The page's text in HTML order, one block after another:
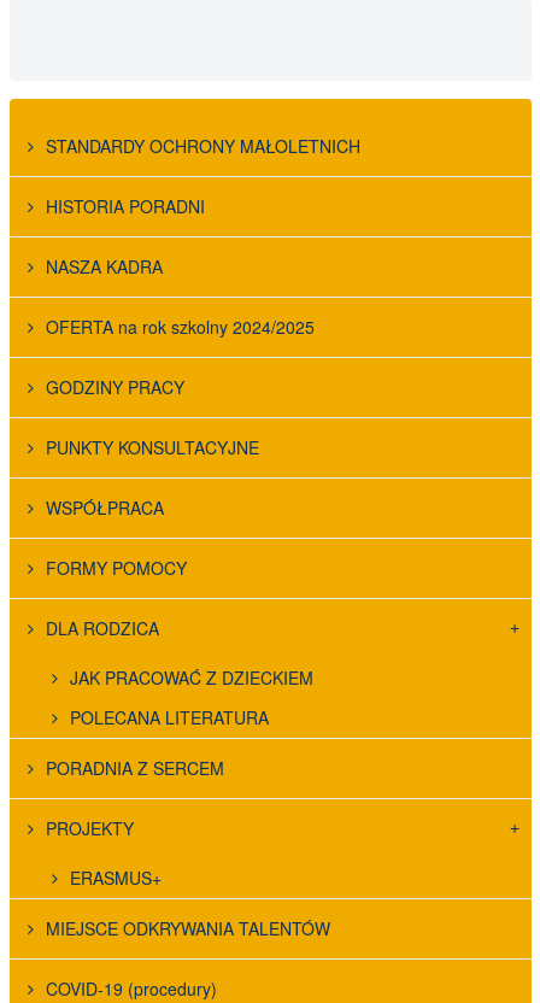
STANDARDY OCHRONY MAŁOLETNICH
HISTORIA PORADNI
NASZA KADRA
OFERTA na rok szkolny 2024/2025
GODZINY PRACY
PUNKTY KONSULTACYJNE
WSPÓŁPRACA
FORMY POMOCY
DLA RODZICA
JAK PRACOWAĆ Z DZIECKIEM
POLECANA LITERATURA
PORADNIA Z SERCEM
PROJEKTY
ERASMUS+
MIEJSCE ODKRYWANIA TALENTÓW
COVID-19 (procedury)